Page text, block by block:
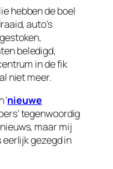
hebben de boel
auto’s
beledigd,
in de fik
niet meer.
‘nieuwe
tegenwoordig
maar mij
gezegd in